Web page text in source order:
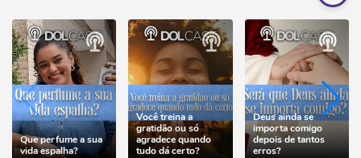
Que perfume a sua
vida espalha?
Você treina a
gratidão ou só
agradece quando
tudo dá certo?
Deus ainda se
importa comigo
depois de tantos
erros?